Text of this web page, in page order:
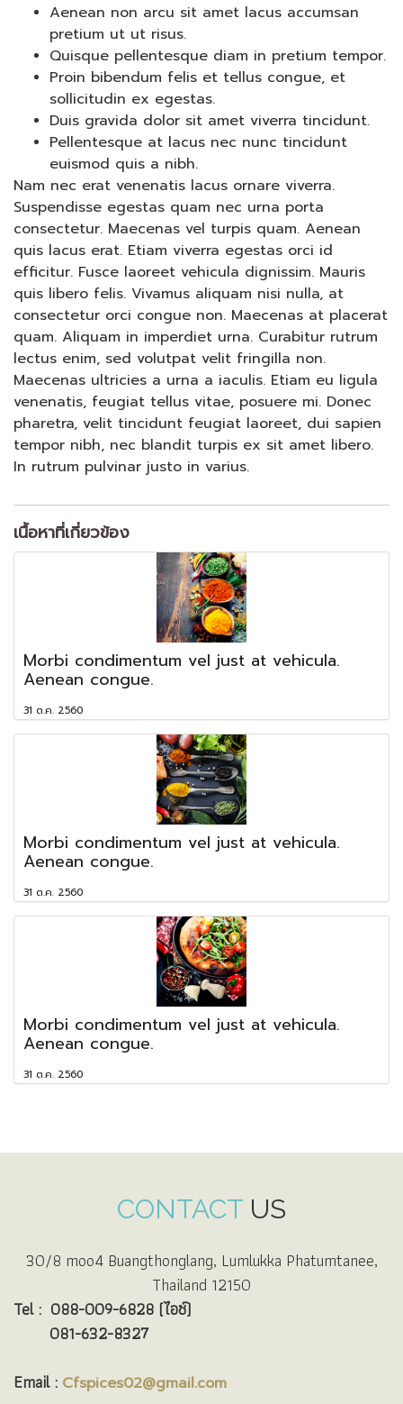
Aenean non arcu sit amet lacus accumsan
pretium ut ut risus.
Quisque pellentesque diam in pretium tempor.
Proin bibendum felis et tellus congue, et
sollicitudin ex egestas.
Duis gravida dolor sit amet viverra tincidunt.
Pellentesque at lacus nec nunc tincidunt
euismod quis a nibh.
Nam nec erat venenatis lacus ornare viverra.
Suspendisse egestas quam nec urna porta
consectetur. Maecenas vel turpis quam. Aenean
quis lacus erat. Etiam viverra egestas orci id
efficitur. Fusce laoreet vehicula dignissim. Mauris
quis libero felis. Vivamus aliquam nisi nulla, at
consectetur orci congue non. Maecenas at placerat
quam. Aliquam in imperdiet urna. Curabitur rutrum
lectus enim, sed volutpat velit fringilla non.
Maecenas ultricies a urna a iaculis. Etiam eu ligula
venenatis, feugiat tellus vitae, posuere mi. Donec
pharetra, velit tincidunt feugiat laoreet, dui sapien
tempor nibh, nec blandit turpis ex sit amet libero.
In rutrum pulvinar justo in varius.
เนื้อหาที่เกี่ยวข้อง
Morbi condimentum vel just at vehicula.
Aenean congue.
31 ต.ค. 2560
Morbi condimentum vel just at vehicula.
Aenean congue.
31 ต.ค. 2560
Morbi condimentum vel just at vehicula.
Aenean congue.
31 ต.ค. 2560
CONTACT US
30/8 moo4 Buangthonglang, Lumlukka Phatumtanee,
Thailand 12150
Tel : 088-009-6828 (ไอซ์)
081-632-8327
Email : Cfspices02@gmail.com